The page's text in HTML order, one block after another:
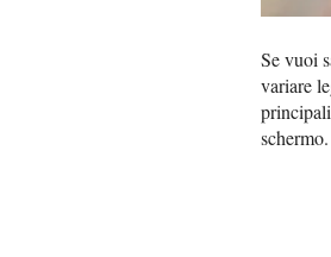
Se vuoi
variare
schermo.